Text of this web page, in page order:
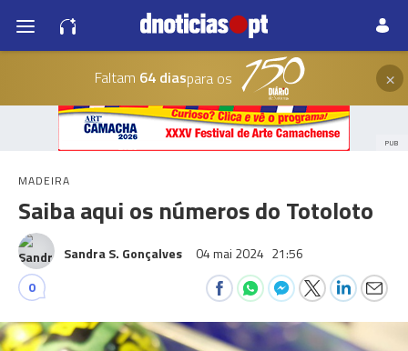
Faltam 64 diaspara os ×
PUB
MADEIRA
Saiba aqui os números do Totoloto
Sandra S. Gonçalves 04 mai 2024 21:56
0